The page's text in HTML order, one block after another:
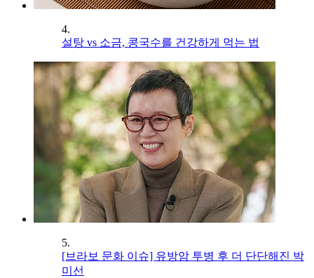
4.
설탕 vs 소금, 콩국수를 건강하게 먹는 법
5.
[브라보 문화 이슈] 유방암 투병 후 더 단단해진 박
미선